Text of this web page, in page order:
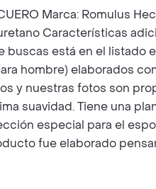
Marca: Romulus
Características
está en el
hombre) elaborados
y nuestras fotos son
suavidad. Tiene una
especial para el
fue elaborado